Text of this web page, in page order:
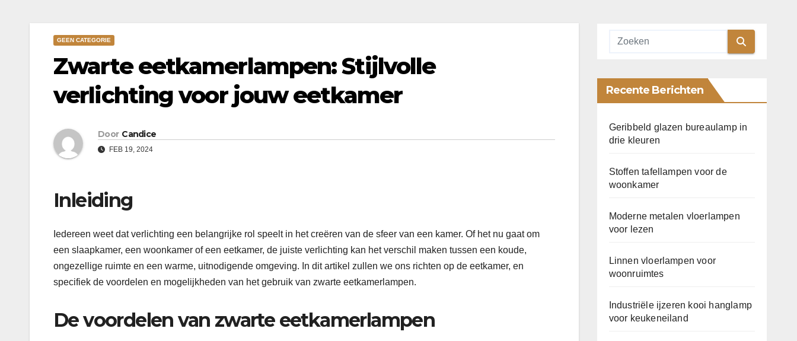
GEEN CATEGORIE
Zwarte eetkamerlampen: Stijlvolle
verlichting voor jouw eetkamer
Door Candice
FEB 19, 2024
Inleiding
Iedereen weet dat verlichting een belangrijke rol speelt in het creëren van de sfeer van een kamer. Of het nu gaat om
een ​​slaapkamer, een woonkamer of een eetkamer, de juiste verlichting kan het verschil maken tussen een koude,
ongezellige ruimte en een warme, uitnodigende omgeving. In dit artikel zullen we ons richten op de eetkamer, en
specifiek de voordelen en mogelijkheden van het gebruik van zwarte eetkamerlampen.
De voordelen van zwarte eetkamerlampen
Recente Berichten
Geribbeld glazen bureaulamp in
drie kleuren
Stoffen tafellampen voor de
woonkamer
Moderne metalen vloerlampen
voor lezen
Linnen vloerlampen voor
woonruimtes
Industriële ijzeren kooi hanglamp
voor keukeneiland